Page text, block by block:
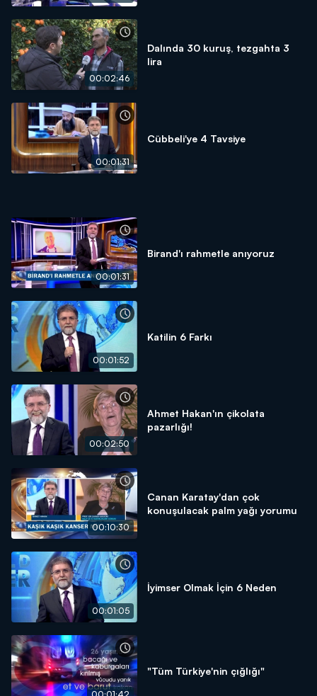
00:02:46
Dalında 30 kuruş, tezgahta 3
lira
00:01:31
Cübbeli'ye 4 Tavsiye
00:01:31
Birand'ı rahmetle anıyoruz
00:01:52
Katilin 6 Farkı
00:02:50
Ahmet Hakan'ın çikolata
pazarlığı!
00:10:30
Canan Karatay'dan çok
konuşulacak palm yağı yorumu
00:01:05
İyimser Olmak İçin 6 Neden
"Tüm Türkiye'nin çığlığı"